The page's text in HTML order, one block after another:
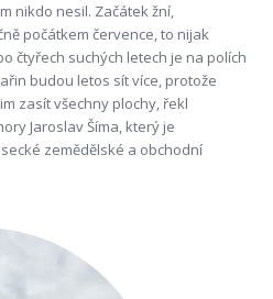
nikdo nesil. Začátek žní,
počátkem července, to nijak
čtyřech suchých letech je na polích
budou letos sít více, protože
zasít všechny plochy, řekl
Jaroslav Šíma, který je
zemědělské a obchodní